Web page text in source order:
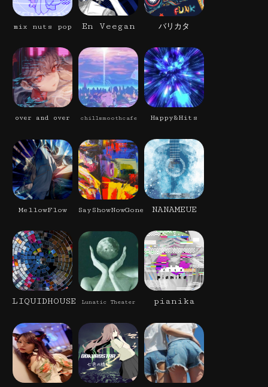
mix nuts pop En Veegan バリカタ
over and over chillsmoothcafe Happy&Hits
MellowFlow SayShowNowGone NANAMEUE
LIQUIDHOUSE Lunatic Theater pianika